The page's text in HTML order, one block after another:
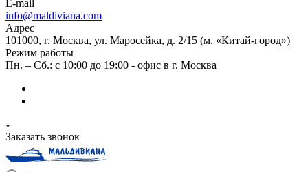
E-mail
info@maldiviana.com
Адрес
101000, г. Москва, ул. Маросейка, д. 2/15 (м. «Китай-город»)
Режим работы
Пн. – Сб.: с 10:00 до 19:00 - офис в г. Москва
Заказать звонок